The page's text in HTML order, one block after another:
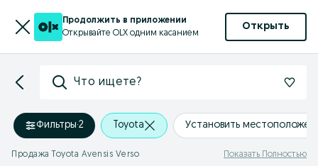
Продолжить в приложении
Открывайте OLX одним касанием
Открыть
Что ищете?
Фильтры·2 Toyota Установить
Продажа Toyota Avensis Verso Показать Полностью